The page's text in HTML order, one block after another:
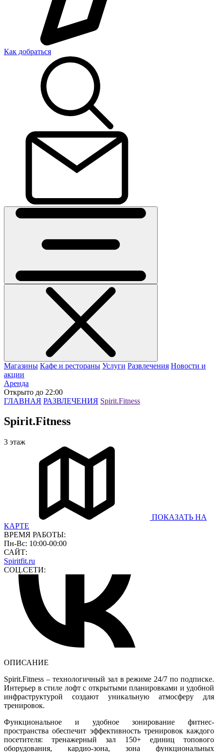
Как добраться
Магазины Кафе и рестораны Услуги Развлечения Новости и
акции
Аренда
Открыто до 22:00
ГЛАВНАЯ РАЗВЛЕЧЕНИЯ Spirit.Fitness
Spirit.Fitness
3 этаж
ПОКАЗАТЬ НА
КАРТЕ
ВРЕМЯ РАБОТЫ:
Пн-Вс: 10:00-00:00
САЙТ:
Spiritfit.ru
СОЦ.СЕТИ:
ОПИСАНИЕ
Spirit.Fitness – технологичный зал в режиме 24/7 по подписке.
Интерьер в стиле лофт с открытыми планировками и удобной
инфраструктурой создают уникальную атмосферу для
тренировок.
Функциональное и удобное зонирование фитнес-
пространства обеспечит эффективность тренировок каждого
посетителя: тренажерный зал 150+ единиц топового
оборудования, кардио-зона, зона функциональных